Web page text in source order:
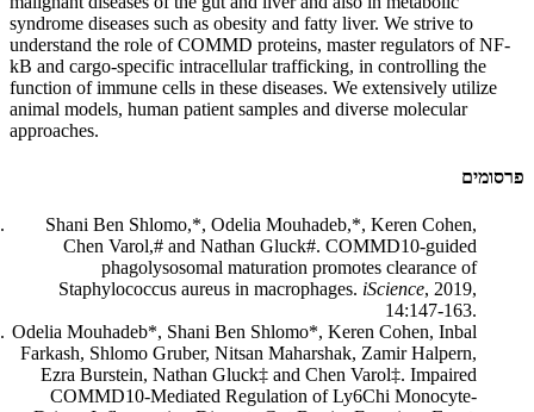
syndrome diseases such as obesity and fatty liver. We strive to
understand the role of COMMD proteins, master regulators of NF-
kB and cargo-specific intracellular trafficking, in controlling the
function of immune cells in these diseases. We extensively utilize
animal models, human patient samples and diverse molecular
approaches.
פרסומים
Shani Ben Shlomo,*, Odelia Mouhadeb,*, Keren Cohen,
Chen Varol,# and Nathan Gluck#. COMMD10-guided
phagolysosomal maturation promotes clearance of
Staphylococcus aureus in macrophages. iScience, 2019,
14:147-163.
Odelia Mouhadeb*, Shani Ben Shlomo*, Keren Cohen, Inbal
Farkash, Shlomo Gruber, Nitsan Maharshak, Zamir Halpern,
Ezra Burstein, Nathan Gluck‡ and Chen Varol‡. Impaired
COMMD10-Mediated Regulation of Ly6Chi Monocyte-